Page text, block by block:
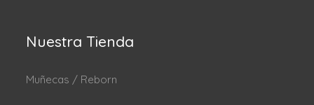
Nuestra Tienda
Muñecas / Reborn